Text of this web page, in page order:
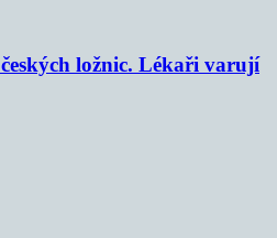
ložnic. Lékaři varují